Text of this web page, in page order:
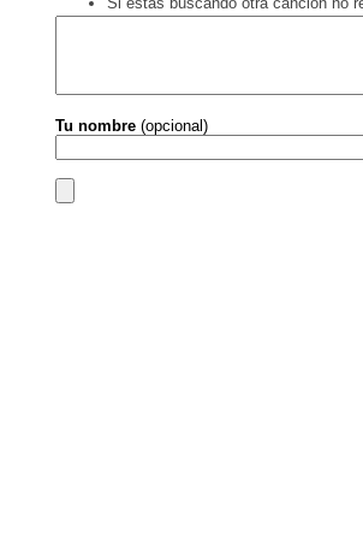
Tu nombre (opcional)